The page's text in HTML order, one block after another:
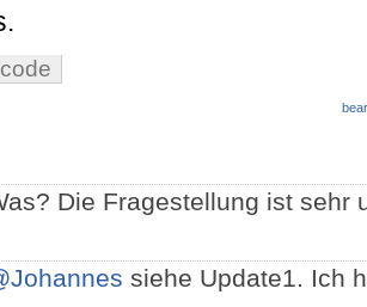
Die Fragestellung ist sehr
siehe Update1. Ich